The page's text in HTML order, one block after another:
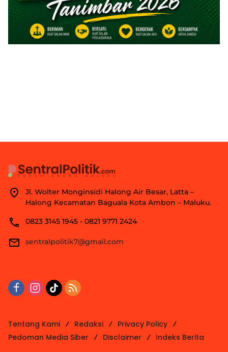
Jl. Wolter Monginsidi Halong Air Besar, Latta –
Halong Kecamatan Baguala Kota Ambon – Maluku.
0823 3145 1945 - 0821 9771 2424
sentralpolitik7@gmail.com
Tentang Kami Redaksi
Privacy Policy
Pedoman Media Siber
Disclaimer
Indeks Berita